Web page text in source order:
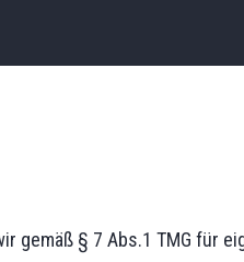
gemäß § 7 Abs.1 TMG für